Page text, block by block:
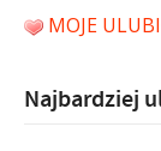
MOJE
Najbardziej